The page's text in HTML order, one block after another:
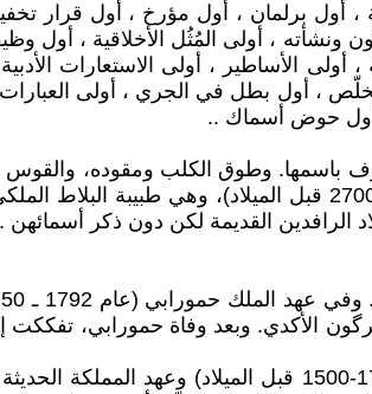
أول برلمان ، أول مؤرخ ، أول قرار
، أولى المُثُل الأخلاقية ، أول
أولى الأساطير ، أولى الاستعارات
أول بطل في الجري ، أولى العبارات
، أول حوض أسماك ..
باسمها. وطوق الكلب ومقوده،
القديمة لكن دون ذكر أسمائهن .
الأكدي. وبعد وفاة حمورابي، تفككت